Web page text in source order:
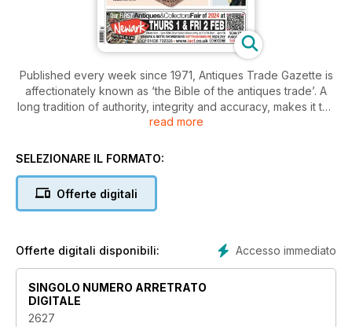
Published every week since 1971, Antiques Trade Gazette is
affectionately known as ‘the Bible of the antiques trade’. A
long tradition of authority, integrity and accuracy, makes it the
essential read for everyone who loves antiques.
With a subscription to Antiques Trade Gazette, you’ll stay
• Exclusive interviews with dealers, giving you the inside
• Secrets, stories and tips from leading specialists and
read more
SELEZIONARE IL FORMATO:
Offerte digitali
Accesso immediato
Offerte digitali disponibili:
SINGOLO NUMERO ARRETRATO
DIGITALE
2627